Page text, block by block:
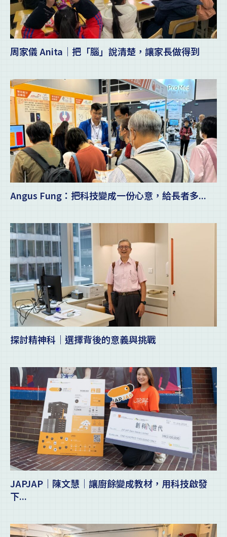
周家儀 Anita｜把「腦」說清楚，讓家長做得到
Angus Fung：把科技變成一份心意，給長者多...
探討精神科｜選擇背後的意義與挑戰
JAPJAP｜陳文慧｜讓廚餘變成教材，用科技啟發
下...